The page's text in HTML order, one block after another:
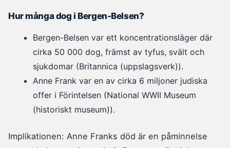
Hur många dog i Bergen-Belsen?
Bergen-Belsen var ett koncentrationsläger där
cirka 50 000 dog, främst av tyfus, svält och
sjukdomar (Britannica (uppslagsverk)).
Anne Frank var en av cirka 6 miljoner judiska
offer i Förintelsen (National WWII Museum
(historiskt museum)).
Implikationen: Anne Franks död är en påminnelse